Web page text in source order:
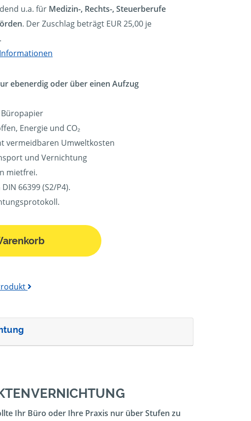
u.a. für Medizin-, Rechts-, Steuerberufe
. Der Zuschlag beträgt EUR 25,00 je
ebenerdig oder über einen Aufzug
Büropapier
Energie und CO₂
vermeidbaren Umweltkosten
und Vernichtung
mietfrei.
66399 (S2/P4).
Ihr Büro oder Ihre Praxis nur über Stufen zu